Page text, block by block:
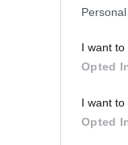
I want to
Opted
I want to
Opted